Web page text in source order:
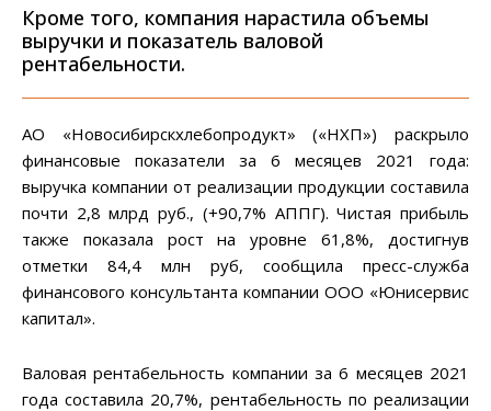
Кроме того, компания нарастила объемы
выручки и показатель валовой
рентабельности.
АО «Новосибирскхлебопродукт» («НХП») раскрыло
финансовые показатели за 6 месяцев 2021 года:
выручка компании от реализации продукции составила
почти 2,8 млрд руб., (+90,7% АППГ). Чистая прибыль
также показала рост на уровне 61,8%, достигнув
отметки 84,4 млн руб, сообщила пресс-служба
финансового консультанта компании ООО «Юнисервис
капитал».
Валовая рентабельность компании за 6 месяцев 2021
года составила 20,7%, рентабельность по реализации